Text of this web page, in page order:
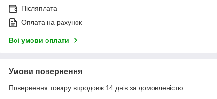
Післяплата
Оплата на рахунок
Всі умови оплати
Умови повернення
Повернення товару впродовж 14 днів за домовленістю